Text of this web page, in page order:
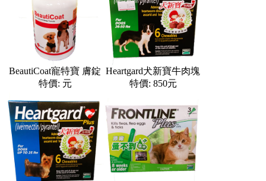
BeautiCoat寵特寶 膚錠
特價: 元
Heartgard犬新寶牛肉塊
特價: 850元